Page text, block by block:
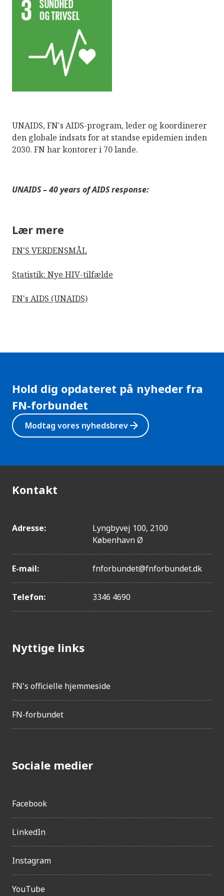
UNAIDS, FN's AIDS-program, leder og koordinerer
den globale indsats for at standse epidemien inden
2030. FN har kontorer i 70 lande.
UNAIDS – 40 years of AIDS response:
Lær mere
FN'S VERDENSMÅL
Statistik: Nye HIV-tilfælde
FN's AIDS (UNAIDS)
Hold dig opdateret på nyheder fra
FN-forbundet
Modtag vores nyhedsbrevarrow_forward
Kontakt
Adresse:
Lyngbyvej 100, 2100
København Ø
E-mail: fnforbundet@fnforbundet.dk
Telefon: 3346 4690
Nyttige links
FN's officielle hjemmeside
FN-forbundet
Sociale medier
Facebook
LinkedIn
Instagram
YouTube